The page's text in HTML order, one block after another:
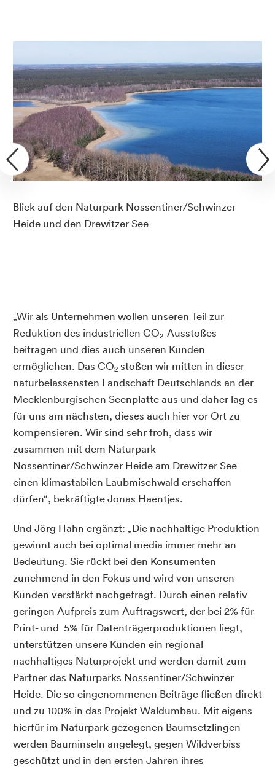
Blick auf den Naturpark Nossentiner/Schwinzer
Heide und den Drewitzer See
„Wir als Unternehmen wollen unseren Teil zur
Reduktion des industriellen CO2-Ausstoßes
beitragen und dies auch unseren Kunden
ermöglichen. Das CO2 stoßen wir mitten in dieser
naturbelassensten Landschaft Deutschlands an der
Mecklenburgischen Seenplatte aus und daher lag es
für uns am nächsten, dieses auch hier vor Ort zu
kompensieren. Wir sind sehr froh, dass wir
zusammen mit dem Naturpark
Nossentiner/Schwinzer Heide am Drewitzer See
einen klimastabilen Laubmischwald erschaffen
dürfen“, bekräftigte Jonas Haentjes.
Und Jörg Hahn ergänzt: „Die nachhaltige Produktion
gewinnt auch bei optimal media immer mehr an
Bedeutung. Sie rückt bei den Konsumenten
zunehmend in den Fokus und wird von unseren
Kunden verstärkt nachgefragt. Durch einen relativ
geringen Aufpreis zum Auftragswert, der bei 2% für
Print- und 5% für Datenträgerproduktionen liegt,
unterstützen unsere Kunden ein regional
nachhaltiges Naturprojekt und werden damit zum
Partner das Naturparks Nossentiner/Schwinzer
Heide. Die so eingenommenen Beiträge fließen direkt
und zu 100% in das Projekt Waldumbau. Mit eigens
hierfür im Naturpark gezogenen Baumsetzlingen
werden Bauminseln angelegt, gegen Wildverbiss
geschützt und in den ersten Jahren ihres